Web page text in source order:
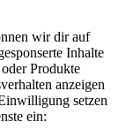
wir dir auf
Inhalte
Produkte
anzeigen
setzen
ein: